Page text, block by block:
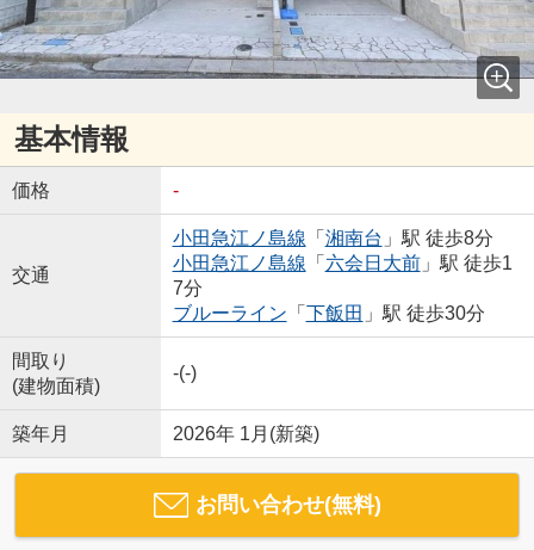
基本情報
価格 -
交通
小田急江ノ島線 「 湘南台 」駅 徒歩8分
小田急江ノ島線 「 六会日大前」駅 徒歩1
7分
ブルーライン 「 下飯田 」駅 徒歩30分
間取り
(建物面積)
-(-)
築年月 2026年 1月(新築)
お問い合わせ(無料)